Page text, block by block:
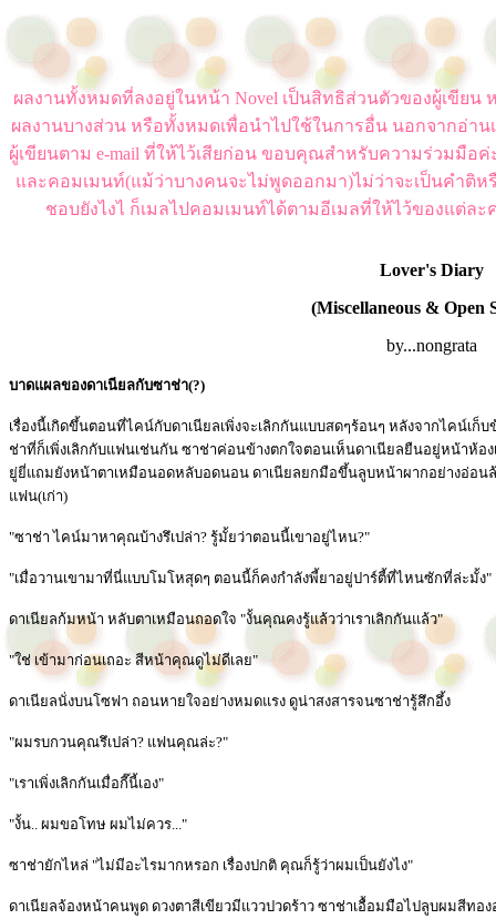
ผลงานทั้งหมดที่ลงอยู่ในหน้า Novel เป็นสิทธิส่วนตัวของผู้เขีย
ผลงานบางส่วน หรือทั้งหมดเพื่อนำไปใช้ในการอื่น นอกจากอ่า
ผู้เขียนตาม e-mail ที่ให้ไว้เสียก่อน ขอบคุณสำหรับความร่วมมือ
และคอมเมนท์(แม้ว่าบางคนจะไม่พูดออกมา)ไม่ว่าจะเป็นคำติ
ชอบยังไงไ ก็เมลไปคอมเมนท์ได้ตามอีเมลที่ให้ไว้ของแต่
Lover's Diary
(Miscellaneous & Open
by...nongrata
บาดแผลของดาเนียลกับซาช่า(?)
เรื่องนี้เกิดขึ้นตอนที่ไคน์กับดาเนียลเพิ่งจะเลิกกันแบบสดๆร้อนๆ หลังจากไคน์เก็
ช่าที่ก็เพิ่งเลิกกับแฟนเช่นกัน ซาช่าค่อนข้างตกใจตอนเห็นดาเนียลยืนอยู่หน้าห้อ
ยู่ยี่แถมยังหน้าตาเหมือนอดหลับอดนอน ดาเนียลยกมือขึ้นลูบหน้าผากอย่างอ่อ
แฟน(เก่า)
"ซาช่า ไคน์มาหาคุณบ้างรึเปล่า? รู้มั้ยว่าตอนนี้เขาอยู่ไหน?"
"เมื่อวานเขามาที่นี่แบบโมโหสุดๆ ตอนนี้ก็คงกำลังพี้ยาอยู่ปาร์ตี้ที่ไหนซักที่ล่ะมั้ง"
ดาเนียลก้มหน้า หลับตาเหมือนถอดใจ "งั้นคุณคงรู้แล้วว่าเราเลิกกันแล้ว"
"ใช่ เข้ามาก่อนเถอะ สีหน้าคุณดูไม่ดีเลย"
ดาเนียลนั่งบนโซฟา ถอนหายใจอย่างหมดแรง ดูน่าสงสารจนซาช่ารู้สึกอึ้ง
"ผมรบกวนคุณรึเปล่า? แฟนคุณล่ะ?"
"เราเพิ่งเลิกกันเมื่อกี๊นี้เอง"
"งั้น.. ผมขอโทษ ผมไม่ควร..."
ซาช่ายักไหล่ "ไม่มีอะไรมากหรอก เรื่องปกติ คุณก็รู้ว่าผมเป็นยังไง"
ดาเนียลจ้องหน้าคนพูด ดวงตาสีเขียวมีแววปวดร้าว ซาช่าเอื้อมมือไปลูบผมสีทอ